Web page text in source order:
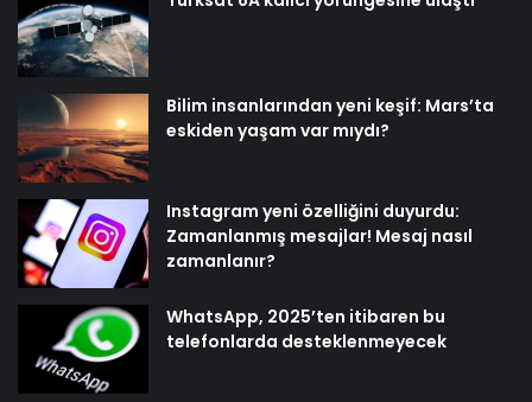
Bilim insanlarından yeni keşif: Mars’ta
eskiden yaşam var mıydı?
Instagram yeni özelliğini duyurdu:
Zamanlanmış mesajlar! Mesaj nasıl
zamanlanır?
WhatsApp, 2025’ten itibaren bu
telefonlarda desteklenmeyecek